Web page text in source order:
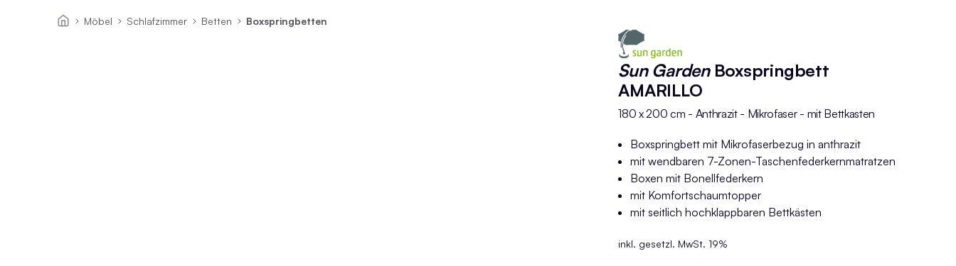
Möbel Schlafzimmer Betten Boxspringbetten
Sun Garden Boxspringbett
AMARILLO
180 x 200 cm - Anthrazit - Mikrofaser - mit Bettkasten
inkl. gesetzl. MwSt. 19%
Boxspringbett mit Mikrofaserbezug in anthrazit
mit wendbaren 7-Zonen-Taschenfederkernmatratzen
Boxen mit Bonellfederkern
mit Komfortschaumtopper
mit seitlich hochklappbaren Bettkästen